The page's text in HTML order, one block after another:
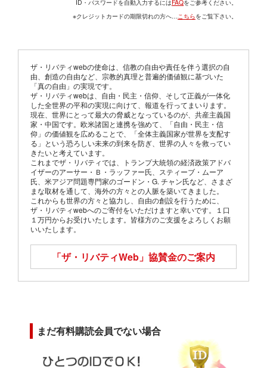
ID・パスワードを自動入力するにはFAQをご参考ください。
※クレジットカードの期限切れの方へ…こちらをご覧下さい。
ザ・リバティwebの使命は、信教の自由や責任を伴う選択の自
由、創造の自由など、宗教的真理と普遍的価値観に基づいた
「真の自由」の実現です。
ザ・リバティwebは、自由・民主・信仰、そして正義が一体化
した全世界の平和の実現に向けて、報道を行ってまいります。
現在、世界にとって最大の脅威となっているのが、共産主義国
家・中国です。欧米諸国と連携を強めて、「自由・民主・信
仰」の価値観を広めることで、「全体主義国家が世界を支配す
る」という恐ろしい未来の到来を防ぎ、世界の人々を救ってい
きたいと考えています。
これまでザ・リバティでは、トランプ大統領の経済政策アドバ
イザーのアーサー・Ｂ・ラッファー氏、スティーブ・ムーア
氏、米アジア問題専門家のゴードン・G. チャン氏など、さまざ
まな取材を通して、海外の方々との人脈を築いてきました。
これからも世界の方々と協力し、自由の創設を行うために、
ザ・リバティwebへのご寄付をいただけますと幸いです。１口
１万円からお受けいたします。皆様方のご支援をよろしくお願
いいたします。
「ザ・リバティWeb」 協賛金のご案内
まだ有料購読会員でない場合